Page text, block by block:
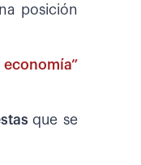
posición
que se